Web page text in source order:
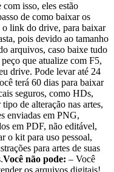
isso, eles estão
de como baixar os
o link do drive, para baixar
pois devido ao tamanho
arquivos, caso baixe tudo
que atualize com F5,
drive. Pode levar até 24
terá 60 dias para baixar
seguros, como HDs,
de alteração nas artes,
enviadas em PNG,
em PDF, não editável,
o kit para uso pessoal,
para artes de suas
Você não pode: – Você